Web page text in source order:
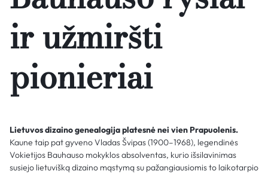
ir užmiršti
pionieriai
Lietuvos dizaino genealogija platesnė nei vien Prapuolenis.
Kaune taip pat gyveno Vladas Švipas (1900–1968), legendinės
Vokietijos Bauhauso mokyklos absolventas, kurio išsilavinimas
susiejo lietuvišką dizaino mąstymą su pažangiausiomis to laikotarpio